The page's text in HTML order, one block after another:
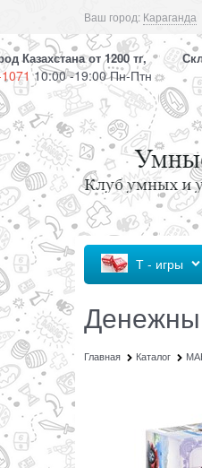
Ваш город: Караганда
Казахстана от 1200 тг,
10:00 -19:00 Пн-Птн
Т - игры
Главная Каталог